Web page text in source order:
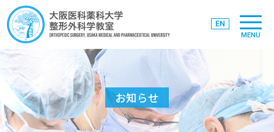
EN
MENU
お知らせ